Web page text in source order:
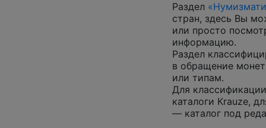
Раздел
стран, здесь Вы
или просто
информацию.
Раздел
в обращение
или типам.
Для
каталоги Krauze,
— каталог под